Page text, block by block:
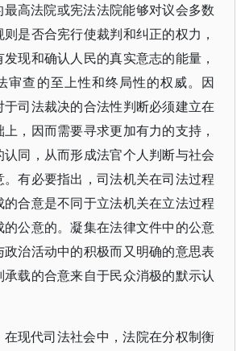
高法院或宪法法院能够对议会多数
是否合宪行使裁判和纠正的权力，
现和确认人民的真实意志的能量，
审查的至上性和终局性的权威。因
司法裁决的合法性判断必须建立在
，因而需要寻求更加有力的支持，
同，从而形成法官个人判断与社会
有必要指出，司法机关在司法过程
合意是不同于立法机关在立法过程
的公意的。凝集在法律文件中的公意
治活动中的积极而又明确的意思表
载的合意来自于民众消极的默示认
现代司法社会中，法院在分权制衡